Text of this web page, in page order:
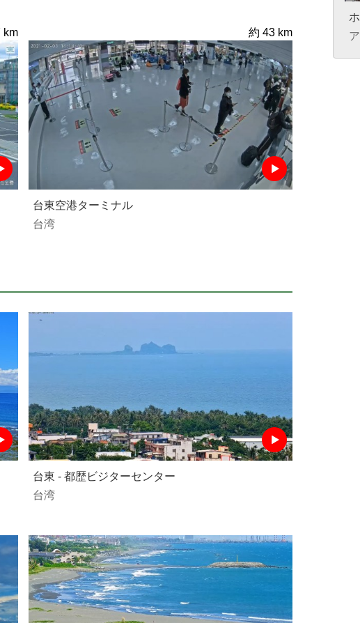
km 約 43 km
台東空港ターミナル
台湾
台東 - 都歴ビジターセンター
台湾